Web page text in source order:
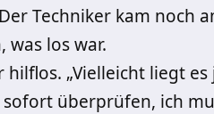
Techniker kam noch
was los war.
„Vielleicht liegt
überprüfen, ich